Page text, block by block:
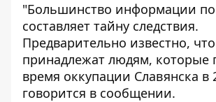
"Большинство информации по
составляет тайну следствия.
Предварительно известно,
принадлежат людям, которые
время оккупации Славянска в
говорится в сообщении.